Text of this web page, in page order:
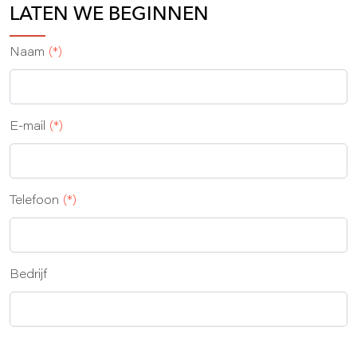
LATEN WE BEGINNEN
Naam (*)
E-mail (*)
Telefoon (*)
Bedrijf